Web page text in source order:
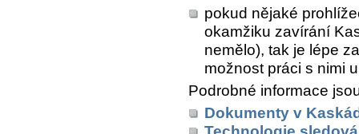
pokud nějaké
okamžiku zavírání
nemělo), tak je lépe
možnost práci s nimi
Podrobné informace
Dokumenty v